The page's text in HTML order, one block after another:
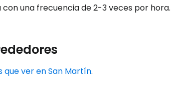
con una frecuencia de 2-3 veces por hora.
que ver en San Martín.